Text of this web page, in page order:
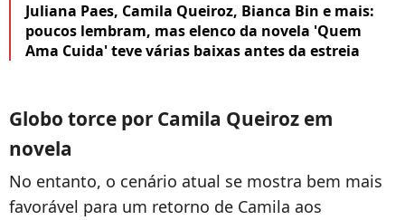
Juliana Paes, Camila Queiroz, Bianca Bin e mais:
poucos lembram, mas elenco da novela 'Quem
Ama Cuida' teve várias baixas antes da estreia
Globo torce por Camila Queiroz em
novela
No entanto, o cenário atual se mostra bem mais
favorável para um retorno de Camila aos